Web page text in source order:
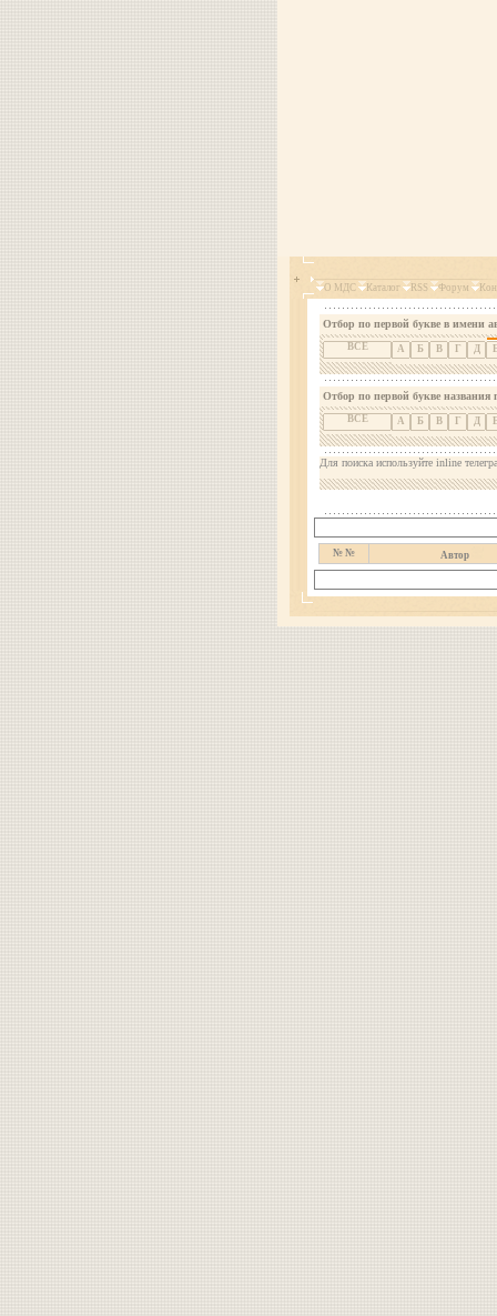
О МДС Каталог RSS Форум
Отбор по первой букве в имени
ВСЕ А Б В Г Д
Отбор по первой букве названия
ВСЕ А Б В Г Д
Для поиска используйте inline
№ № Автор